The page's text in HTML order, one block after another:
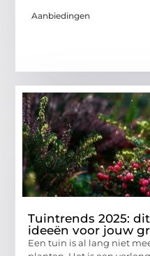
Aanbiedingen
Tuintrends 2025:
ideeën voor jouw
Een tuin is al lang niet